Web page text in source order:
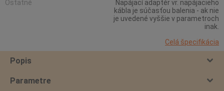
Ostatné
Napájací adaptér vr. napájacieho
kábla je súčasťou balenia - ak nie
je uvedené vyššie v parametroch
inak.
Celá špecifikácia
Popis
Parametre